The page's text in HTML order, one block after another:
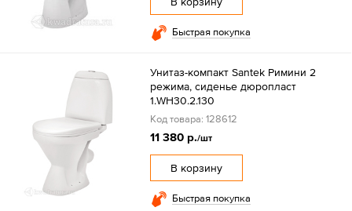
Быстрая покупка
Унитаз-компакт Santek Римини 2
режима, сиденье дюропласт
1.WH30.2.130
Код товара: 128612
11 380 р./шт
В корзину
Быстрая покупка